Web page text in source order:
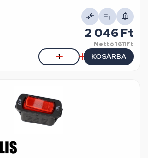
2 046 Ft
Nettó1 611 Ft
KOSÁRBA